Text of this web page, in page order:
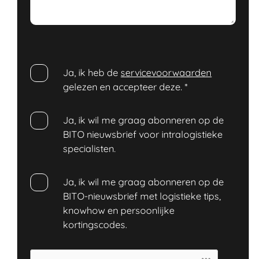
Ja, ik heb deservicevoorwaarden
gelezen en accepteer deze.*
Ja, ik wil me graag abonneren op de
BITO nieuwsbrief voor intralogistieke
specialisten.
Ja, ik wil me graag abonneren op de
BITO-nieuwsbrief met logistieke tips,
knowhow en persoonlijke
kortingscodes.